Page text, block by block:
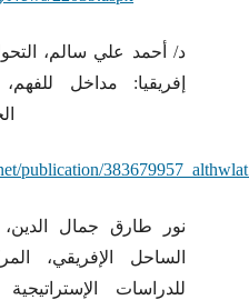
publication/
الساحل الإفريقي،
للدراسات